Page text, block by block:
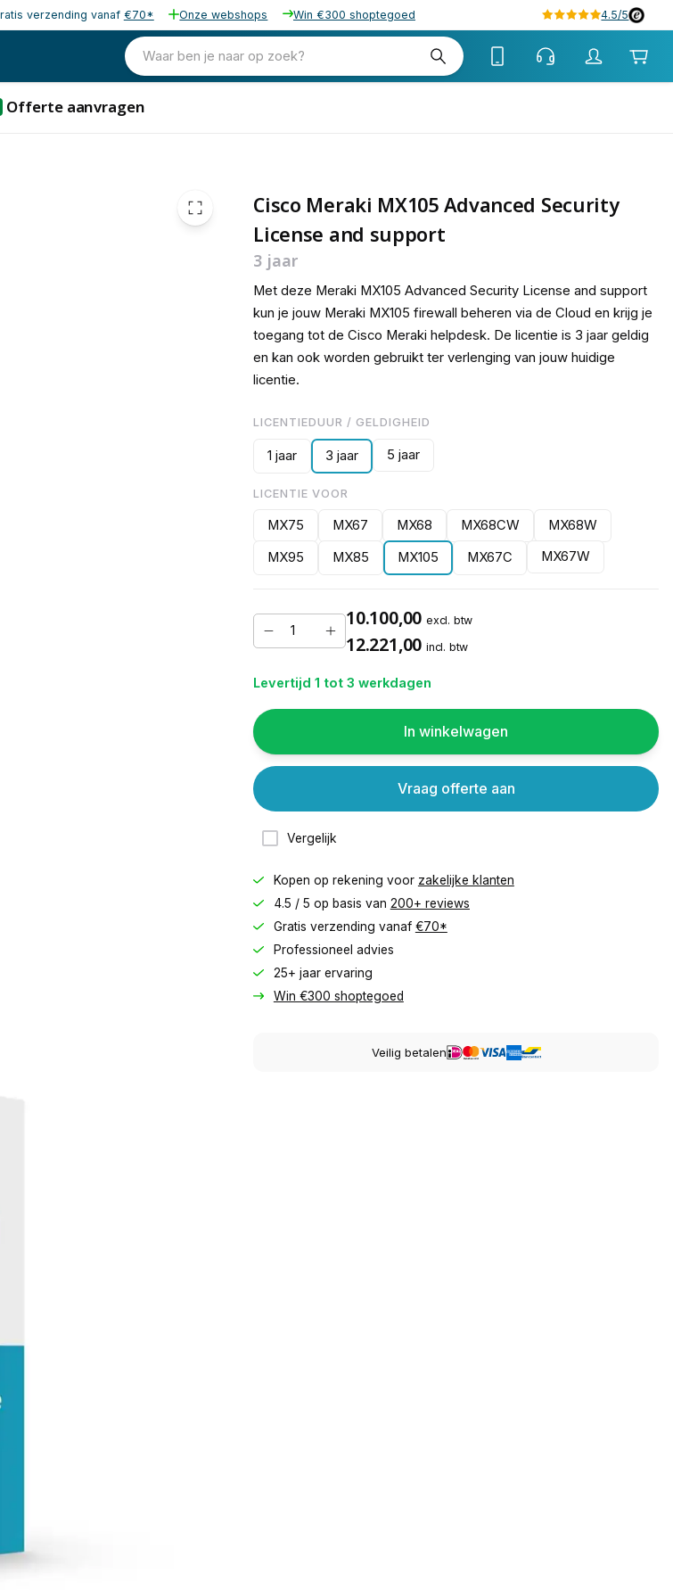
verzending vanaf €70* Onze webshops Win €300 shoptegoed 4.5/5
Waar ben je naar op zoek?
Offerte aanvragen
Cisco Meraki MX105 Advanced Security
License and support
3 jaar
Met deze Meraki MX105 Advanced Security License and support
kun je jouw Meraki MX105 firewall beheren via de Cloud en krijg je
toegang tot de Cisco Meraki helpdesk. De licentie is 3 jaar geldig
en kan ook worden gebruikt ter verlenging van jouw huidige
licentie.
LICENTIEDUUR / GELDIGHEID
1 jaar 3 jaar 5 jaar
LICENTIE VOOR
MX75 MX67 MX68 MX68CW
MX68W
MX95
MX85 MX105 MX67C MX67W
10.100,00 excl. btw
12.221,00 incl. btw
Levertijd 1 tot 3 werkdagen
In winkelwagen
Vergelijk
Vraag offerte aan
Kopen op rekening voor zakelijke klanten
4.5 / 5 op basis van 200+ reviews
Gratis verzending vanaf €70*
Professioneel advies
25+ jaar ervaring
Win €300 shoptegoed
Veilig betalen
€ 411,40